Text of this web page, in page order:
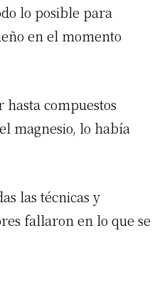
lo posible para
en el momento
compuestos
magnesio, lo había
las técnicas y
fallaron en lo que se